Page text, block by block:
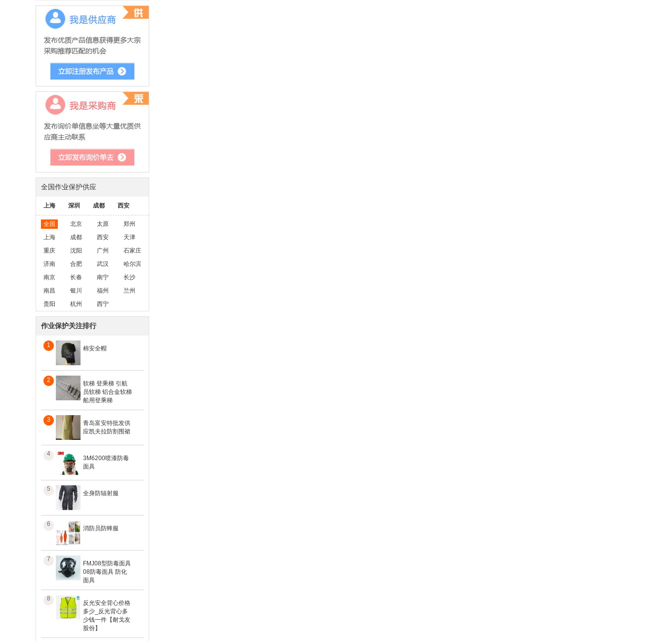
全国作业保护供应
上海 深圳 成都 西安
全国 北京 太原
郑州
上海
成都 西安
天津
重庆
沈阳 广州
石家庄
济南
合肥 武汉
哈尔滨
南京
长春 南宁
长沙
南昌
银川 福州
兰州
贵阳
杭州 西宁
作业保护关注排行
1 棉安全帽
2
软梯 登乘梯 引航
员软梯 铝合金软梯
船用登乘梯
3
青岛富安特批发供
应凯夫拉防割围裙
4
3M6200喷漆防毒
面具
5
全身防辐射服
6
消防员防蜂服
7
FMJ08型防毒面具
08防毒面具 防化
面具
8
反光安全背心价格
多少_反光背心多
少钱一件【耐戈友
股份】